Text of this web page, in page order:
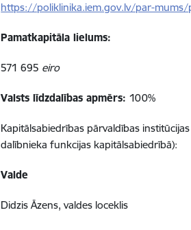
https://poliklinika.iem.gov.lv/par-
Pamatkapitāla lielums:
571 695 eiro
Valsts līdzdalības apmērs:100%
Kapitālsabiedrības pārvaldības
dalībnieka funkcijas kapitālsabiedrībā):
Valde
Didzis Āzens, valdes loceklis